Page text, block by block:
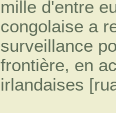
mille d'entre
congolaise a
surveillance
frontière, en
irlandaises